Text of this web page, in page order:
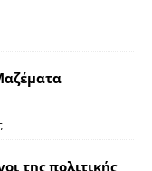
της πολιτικής